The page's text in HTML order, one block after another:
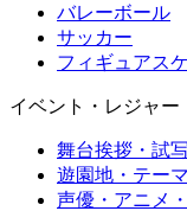
バレーボール
サッカー
フィギュアス
イベント・レジャー
舞台挨拶・試
遊園地・テー
声優・アニメ